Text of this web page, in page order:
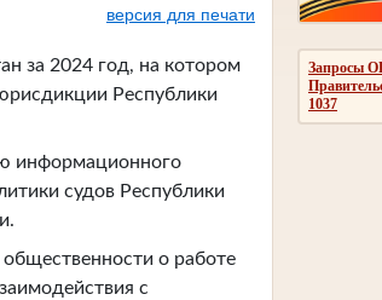
Запросы
1037
версия для печати
за 2024 год, на котором
Республики
информационного
судов Республики
о работе
с